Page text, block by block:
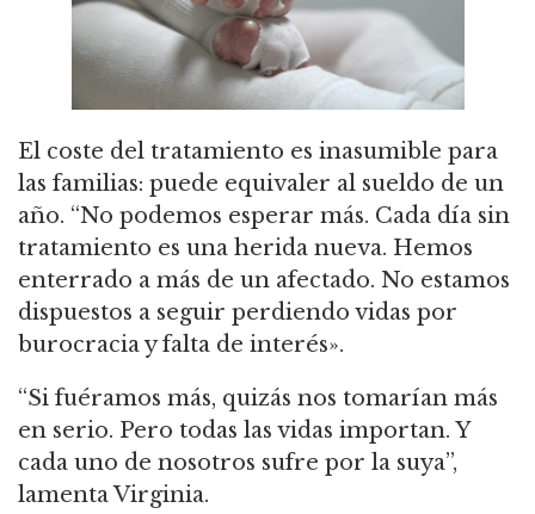
El coste del tratamiento es inasumible para
las familias: puede equivaler al sueldo de un
año. “No podemos esperar más. Cada día sin
tratamiento es una herida nueva. Hemos
enterrado a más de un afectado. No estamos
dispuestos a seguir perdiendo vidas por
burocracia y falta de interés».
“Si fuéramos más, quizás nos tomarían más
en serio. Pero todas las vidas importan. Y
cada uno de nosotros sufre por la suya”,
lamenta Virginia.